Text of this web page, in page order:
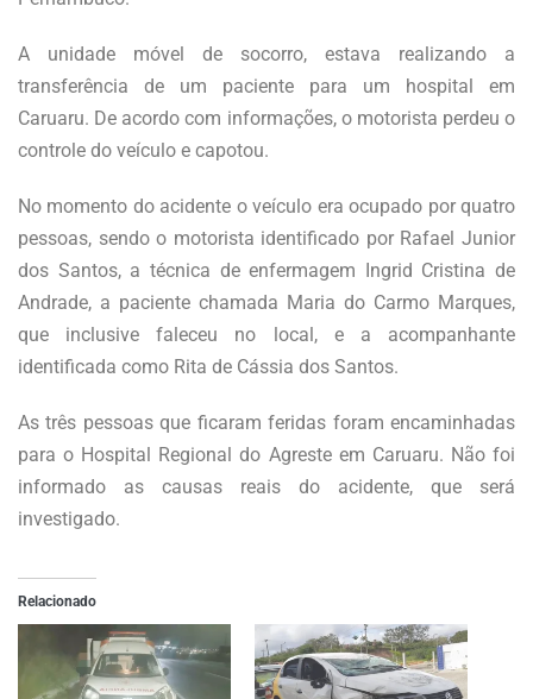
A unidade móvel de socorro, estava realizando a
transferência de um paciente para um hospital em
Caruaru. De acordo com informações, o motorista perdeu o
controle do veículo e capotou.
No momento do acidente o veículo era ocupado por quatro
pessoas, sendo o motorista identificado por Rafael Junior
dos Santos, a técnica de enfermagem Ingrid Cristina de
Andrade, a paciente chamada Maria do Carmo Marques,
que inclusive faleceu no local, e a acompanhante
identificada como Rita de Cássia dos Santos.
As três pessoas que ficaram feridas foram encaminhadas
para o Hospital Regional do Agreste em Caruaru. Não foi
informado as causas reais do acidente, que será
investigado.
Relacionado